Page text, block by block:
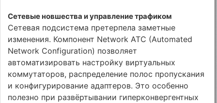
Сетевые новшества и управление трафиком
Сетевая подсистема претерпела заметные
изменения. Компонент Network ATC (Automated
Network Configuration) позволяет
автоматизировать настройку виртуальных
коммутаторов, распределение полос пропускания
и конфигурирование адаптеров. Это особенно
полезно при развёртывании гиперконвергентных